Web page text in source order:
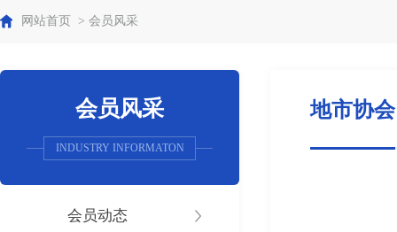
网站首页 > 会员风采
会员风采
INDUSTRY INFORMATON
会员动态
地市协会